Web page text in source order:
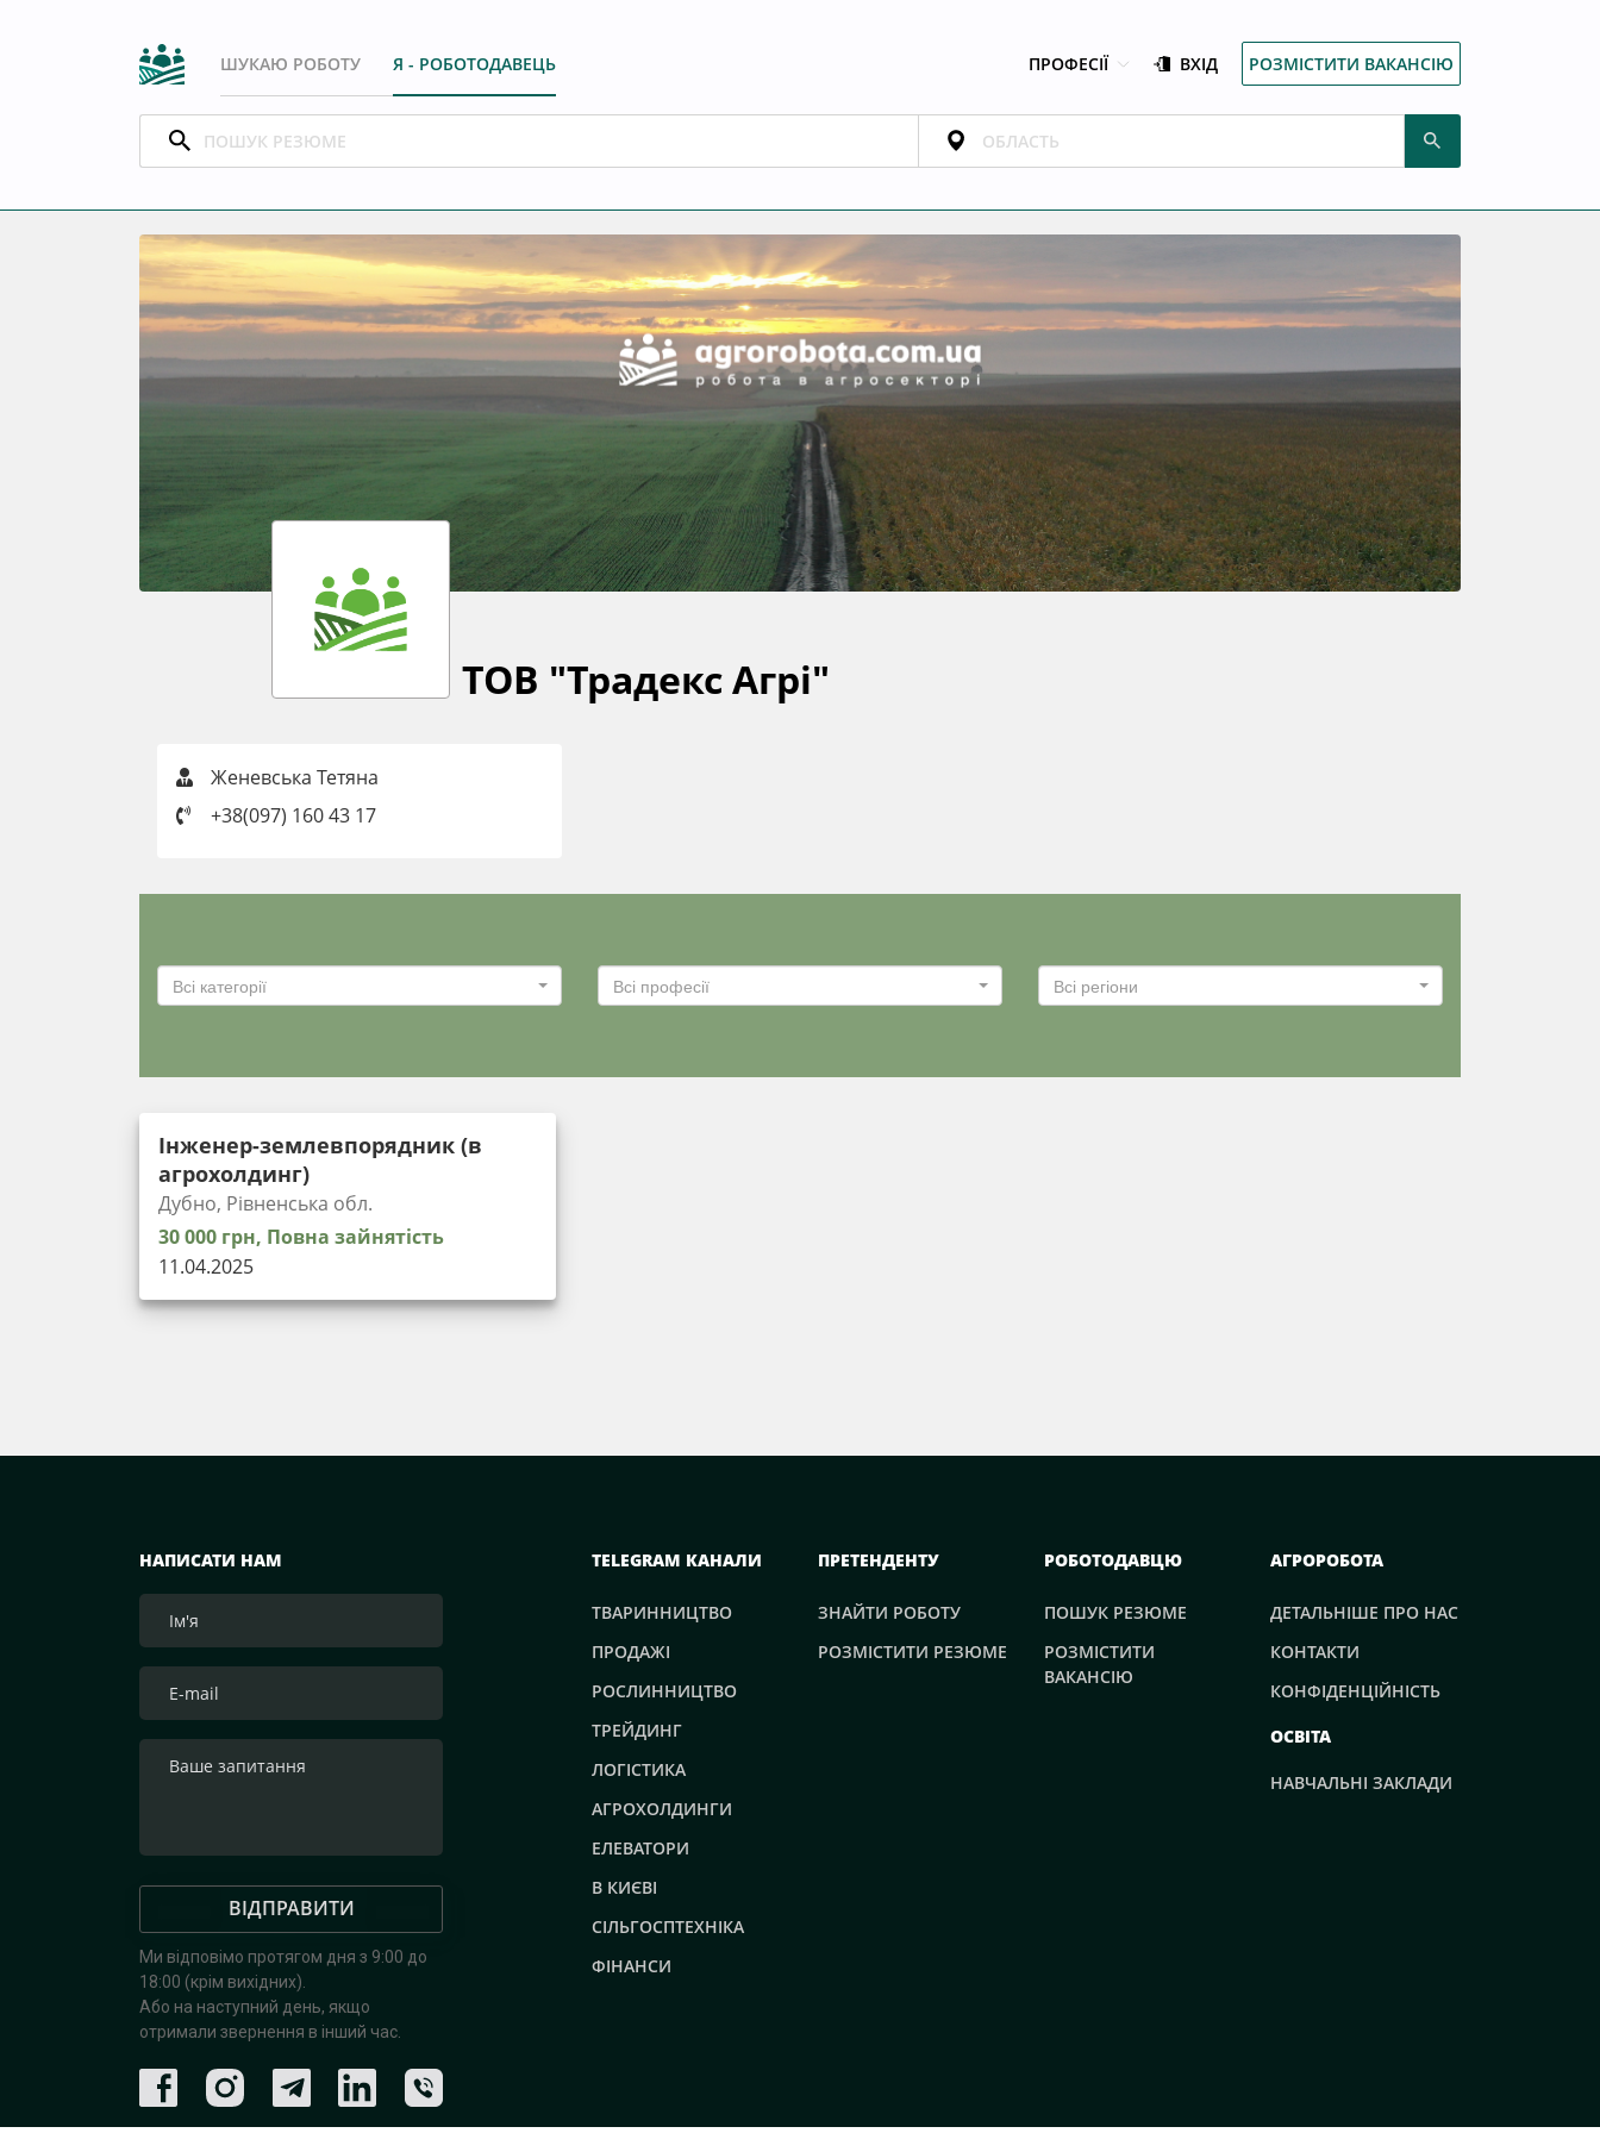
ШУКАЮ РОБОТУ Я - РОБОТОДАВЕЦЬ ПРОФЕСІЇ ВХІД РОЗМІСТИТИ ВАКАНСІЮ
ТОВ "Традекс Агрі"
Женевська Тетяна
+38(097) 160 43 17
Всі категорії Всі професії Всі регіони
Інженер-землевпорядник (в
агрохолдинг)
Дубно, Рівненська обл.
30 000 грн, Повна зайнятість
11.04.2025
НАПИСАТИ НАМ
ВІДПРАВИТИ
Ми відповімо протягом дня з 9:00 до
18:00 (крім вихідних).
Або на наступний день, якщо
отримали звернення в інший час.
TELEGRAM КАНАЛИ
ТВАРИННИЦТВО
ПРОДАЖІ
РОСЛИННИЦТВО
ТРЕЙДИНГ
ЛОГІСТИКА
АГРОХОЛДИНГИ
ЕЛЕВАТОРИ
В КИЄВІ
СІЛЬГОСПТЕХНІКА
ФІНАНСИ
ПРЕТЕНДЕНТУ
ЗНАЙТИ РОБОТУ
РОЗМІСТИТИ РЕЗЮМЕ
РОБОТОДАВЦЮ
ПОШУК РЕЗЮМЕ
РОЗМІСТИТИ
ВАКАНСІЮ
АГРОРОБОТА
ДЕТАЛЬНІШЕ ПРО НАС
КОНТАКТИ
КОНФІДЕНЦІЙНІСТЬ
ОСВІТА
НАВЧАЛЬНІ ЗАКЛАДИ